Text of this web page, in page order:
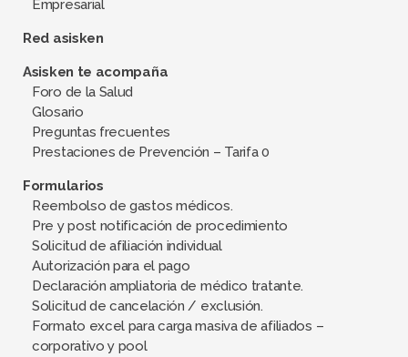
Empresarial
Red asisken
Asisken te acompaña
Foro de la Salud
Glosario
Preguntas frecuentes
Prestaciones de Prevención – Tarifa 0
Formularios
Reembolso de gastos médicos.
Pre y post notificación de procedimiento
Solicitud de afiliación individual
Autorización para el pago
Declaración ampliatoria de médico tratante.
Solicitud de cancelación / exclusión.
Formato excel para carga masiva de afiliados –
corporativo y pool